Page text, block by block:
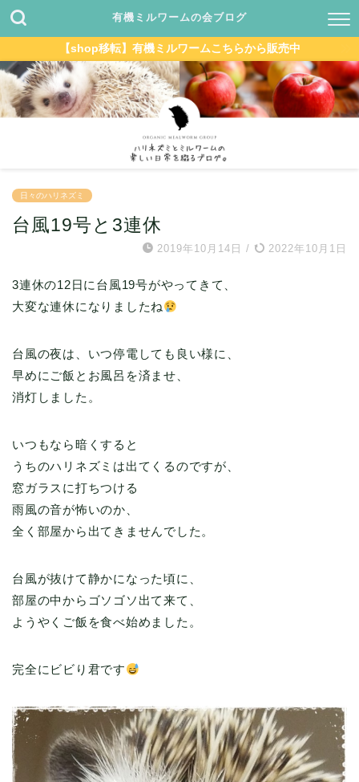
有機ミルワームの会ブログ
【shop移転】有機ミルワームこちらから販売中
日々のハリネズミ
台風19号と3連休
2019年10月14日 / 2022年10月1日
3連休の12日に台風19号がやってきて、
大変な連休になりましたね
台風の夜は、いつ停電しても良い様に、
早めにご飯とお風呂を済ませ、
消灯しました。
いつもなら暗くすると
うちのハリネズミは出てくるのですが、
窓ガラスに打ちつける
雨風の音が怖いのか、
全く部屋から出てきませんでした。
台風が抜けて静かになった頃に、
部屋の中からゴソゴソ出て来て、
ようやくご飯を食べ始めました。
完全にビビり君です